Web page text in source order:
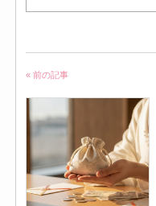
« 前の記事